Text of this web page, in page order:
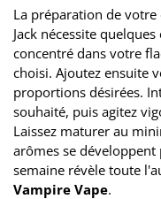
La préparation de votre
Jack nécessite
concentré dans votre
choisi. Ajoutez ensuite
proportions désirées.
souhaité, puis agitez
Laissez maturer au
arômes se
semaine révèle toute
Vampire Vape.